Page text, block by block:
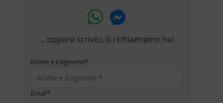
... oppure scrivici, ti richiamiamo noi
Nome e Cognome*
Email*